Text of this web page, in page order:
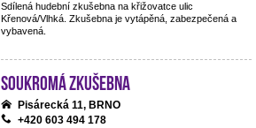
Sdílená hudební zkušebna na křižovatce ulic
Křenová/Vlhká. Zkušebna je vytápěná, zabezpečená a
vybavená.
Soukromá zkušebna
Pisárecká 11, BRNO
+420 603 494 178